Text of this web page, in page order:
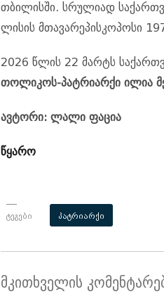
თბი­ლის­ში. სრუ­ლი­ად
ლი­სის მთა­ვა­რე­პის­კო­პო­სი
2026 წლის 22 მარტს
თო­ლი­კოს-პატ­რი­არ­ქი ილია
ავტორი: ლალი ფაცია
წყარო
ტეგები პატრიარქი
მკითხველის